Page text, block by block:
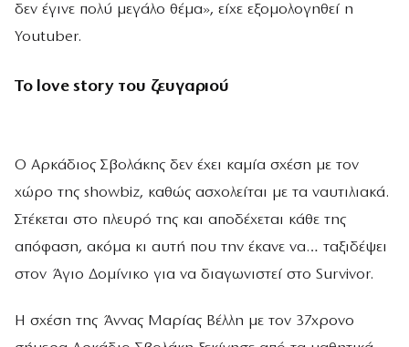
δεν έγινε πολύ μεγάλο θέμα», είχε εξομολογηθεί η
Youtuber.
Το love story του ζευγαριού
Ο Αρκάδιος Σβολάκης δεν έχει καμία σχέση με τον
χώρο της showbiz, καθώς ασχολείται με τα ναυτιλιακά.
Στέκεται στο πλευρό της και αποδέχεται κάθε της
απόφαση, ακόμα κι αυτή που την έκανε να… ταξιδέψει
στον Άγιο Δομίνικο για να διαγωνιστεί στο Survivor.
Η σχέση της Άννας Μαρίας Βέλλη με τον 37χρονο